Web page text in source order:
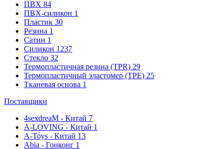
ПВХ 84
ПВХ-силикон 1
Пластик 30
Резина 1
Сатин 1
Силикон 1237
Стекло 32
Термопластичная резина (TPR) 29
Термопластичный эластомер (TPE) 25
Тканевая основа 1
Поставщики
4sexdreaM - Китай 7
A-LOVING - Китай 1
A-Toys - Китай 13
Abia - Гонконг 1